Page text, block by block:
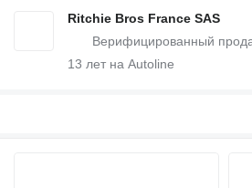
Ritchie Bros France SAS
13 лет на Autoline